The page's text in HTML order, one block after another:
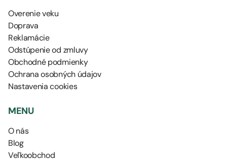
Overenie veku
Doprava
Reklamácie
Odstúpenie od zmluvy
Obchodné podmienky
Ochrana osobných údajov
Nastavenia cookies
MENU
O nás
Blog
Veľkoobchod